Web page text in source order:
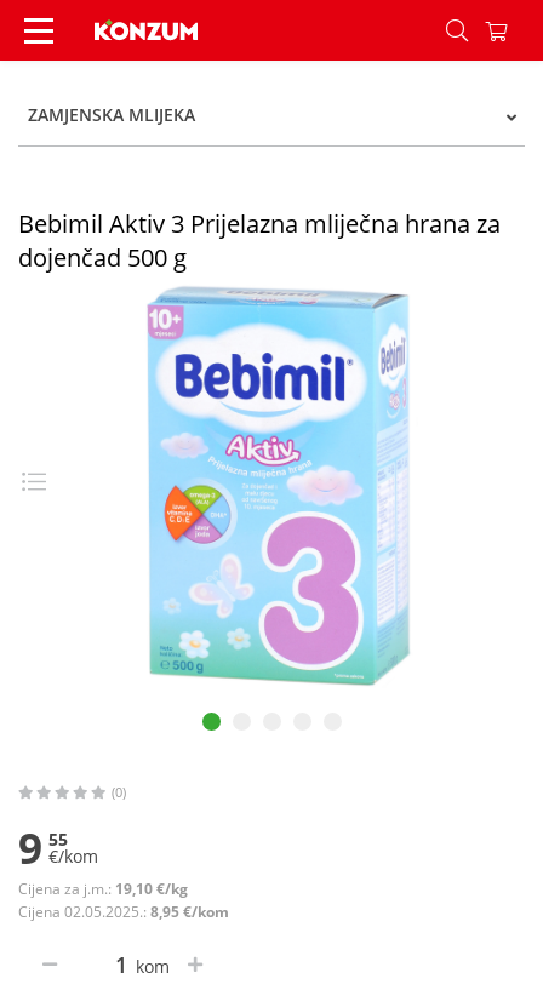
Bebimil Aktiv 3 Prijelazna mliječna hrana za
ZAMJENSKA MLIJEKA
Bebimil Aktiv 3 Prijelazna mliječna hrana za
dojenčad 500 g
(0)
9 55
€/kom
Cijena za j.m.: 19,10 €/kg
Cijena 02.05.2025.: 8,95 €/kom
kom